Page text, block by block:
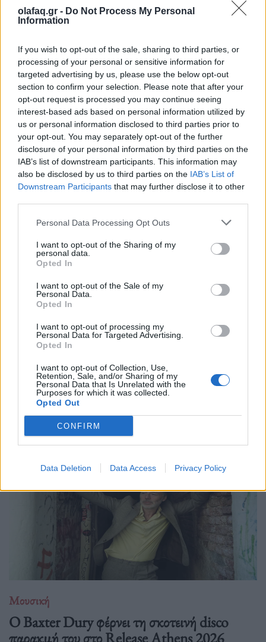
olafaq.gr - Do Not Process My Personal
Information
If you wish to opt-out of the sale, sharing to third parties, or
processing of your personal or sensitive information for
targeted advertising by us, please use the below opt-out
section to confirm your selection. Please note that after your
opt-out request is processed you may continue seeing
interest-based ads based on personal information utilized by
us or personal information disclosed to third parties prior to
your opt-out. You may separately opt-out of the further
disclosure of your personal information by third parties on the
IAB’s list of downstream participants. This information may
also be disclosed by us to third parties on the IAB’s List of
Downstream Participants that may further disclose it to other
Personal Data Processing Opt Outs
I want to opt-out of the Sharing of my
personal data.
Opted In
I want to opt-out of the Sale of my
Personal Data.
Opted In
I want to opt-out of processing my
Personal Data for Targeted Advertising.
Opted In
I want to opt-out of Collection, Use,
Retention, Sale, and/or Sharing of my
Personal Data that Is Unrelated with the
Purposes for which it was collected.
Opted Out
CONFIRM
Data Deletion Data Access Privacy Policy
26.05.26
Καθώς η μουσική αγορά του 2026 επιταχύνει με εκρηκτικές
κυκλοφορίες και AI uploads, όλο και περισσότερες εταιρείες
αντιμετωπίζουν υπερφόρτωση δεδομένων, αλλά, σύμφωνα με
τον Matt Jacoby, λύσεις υπάρχο
Η Anna von Hausswolff στο Release
Athens 2026 για μια λειτουργία σκοταδιού
και ομορφιάς
21.05.26
Με αφορμή την εμφάνισή της στο Release Athens 2026,
εξερευνούμε τον σκοτεινό και καθηλωτικό κόσμο της Anna
von Hausswolff, από το "Dead Magic" μέχρι το τελευταίο
της gothic art-pop σύμπαν.
Μουσική
Ο Baxter Dury φέρνει τη σκοτεινή disco
παρακμή του στο Release Athens 2026